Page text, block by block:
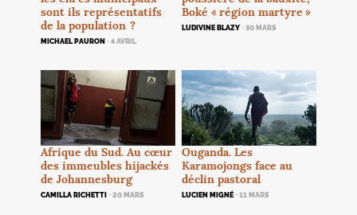
sont ils représentatifs
de la population ?
MICHAEL PAURON · 4 AVRIL
Boké «région martyre »
LUDIVINE BLAZY · 30 MARS
Afrique du Sud. Au cœur
des immeubles hijackés
de Johannesburg
CAMILLA RICHETTI · 20 MARS
Ouganda. Les
Karamojongs face au
déclin pastoral
LUCIEN MIGNÉ · 11 MARS